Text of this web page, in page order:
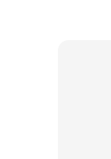
rumah lagilah